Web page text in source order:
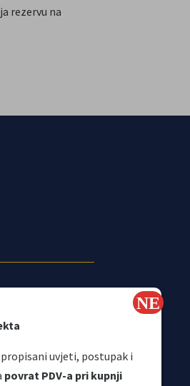
uvjeti, postupak i
povrat PDV-a pri kupnji
rezervu na